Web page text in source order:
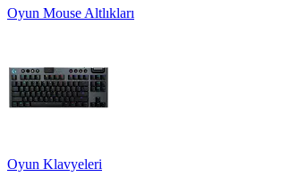
Oyun Mouse Altlıkları
Oyun Klavyeleri